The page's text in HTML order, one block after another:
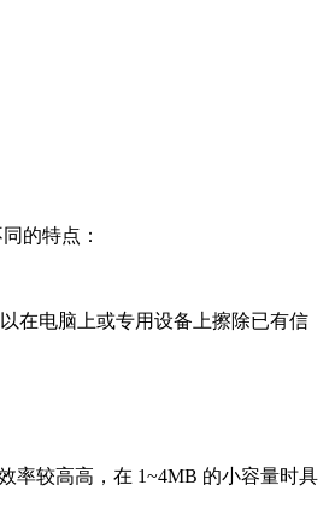
的特点：
在电脑上或专用设备上擦除已有信
较高高，在 1~4MB 的小容量时具